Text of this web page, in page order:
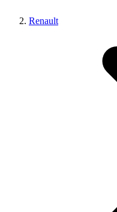
Renault